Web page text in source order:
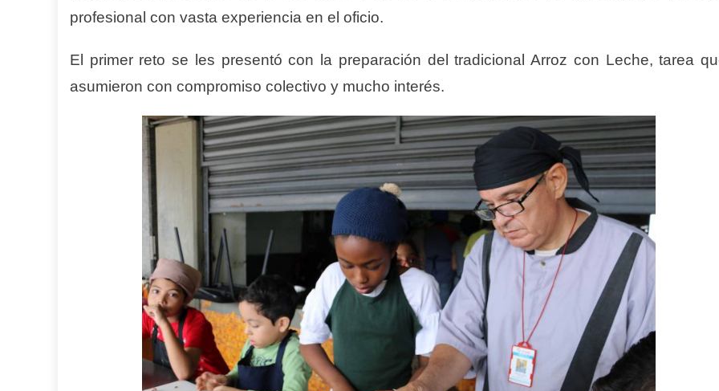
profesional con vasta experiencia en el oficio.
El primer reto se les presentó con la preparación del tradicional Arroz con Leche, tarea
asumieron con compromiso colectivo y mucho interés.